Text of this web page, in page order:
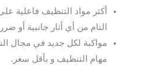
أكثر مواد التنظيف فاعلية
التام من أي أثار جانبية أو
مواكبة لكل جديد في مجال
مهام التنظيف و بأقل سعر.